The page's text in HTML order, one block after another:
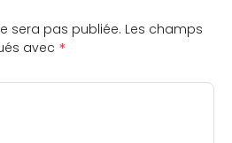
sera pas publiée. Les champs
avec *